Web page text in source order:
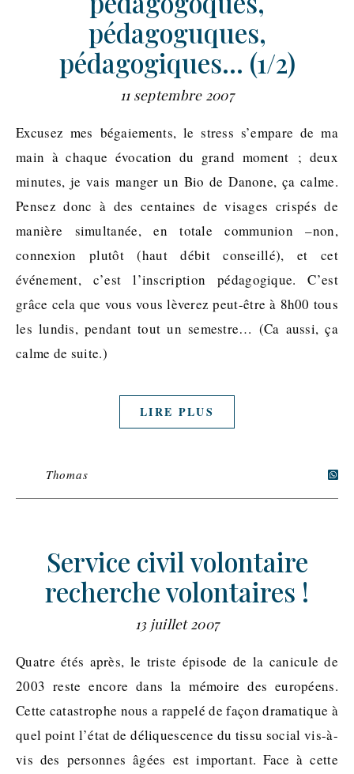
pédagoguques,
pédagogiques… (1/2)
11 septembre 2007
Excusez mes bégaiements, le stress s’empare de ma
main à chaque évocation du grand moment ; deux
minutes, je vais manger un Bio de Danone, ça calme.
Pensez donc à des centaines de visages crispés de
manière simultanée, en totale communion –non,
connexion plutôt (haut débit conseillé), et cet
événement, c’est l’inscription pédagogique. C’est
grâce cela que vous vous lèverez peut-être à 8h00 tous
les lundis, pendant tout un semestre… (Ca aussi, ça
calme de suite.)
LIRE PLUS
Thomas
Service civil volontaire
recherche volontaires !
13 juillet 2007
Quatre étés après, le triste épisode de la canicule de
2003 reste encore dans la mémoire des européens.
Cette catastrophe nous a rappelé de façon dramatique à
quel point l’état de déliquescence du tissu social vis-à-
vis des personnes âgées est important. Face à cette